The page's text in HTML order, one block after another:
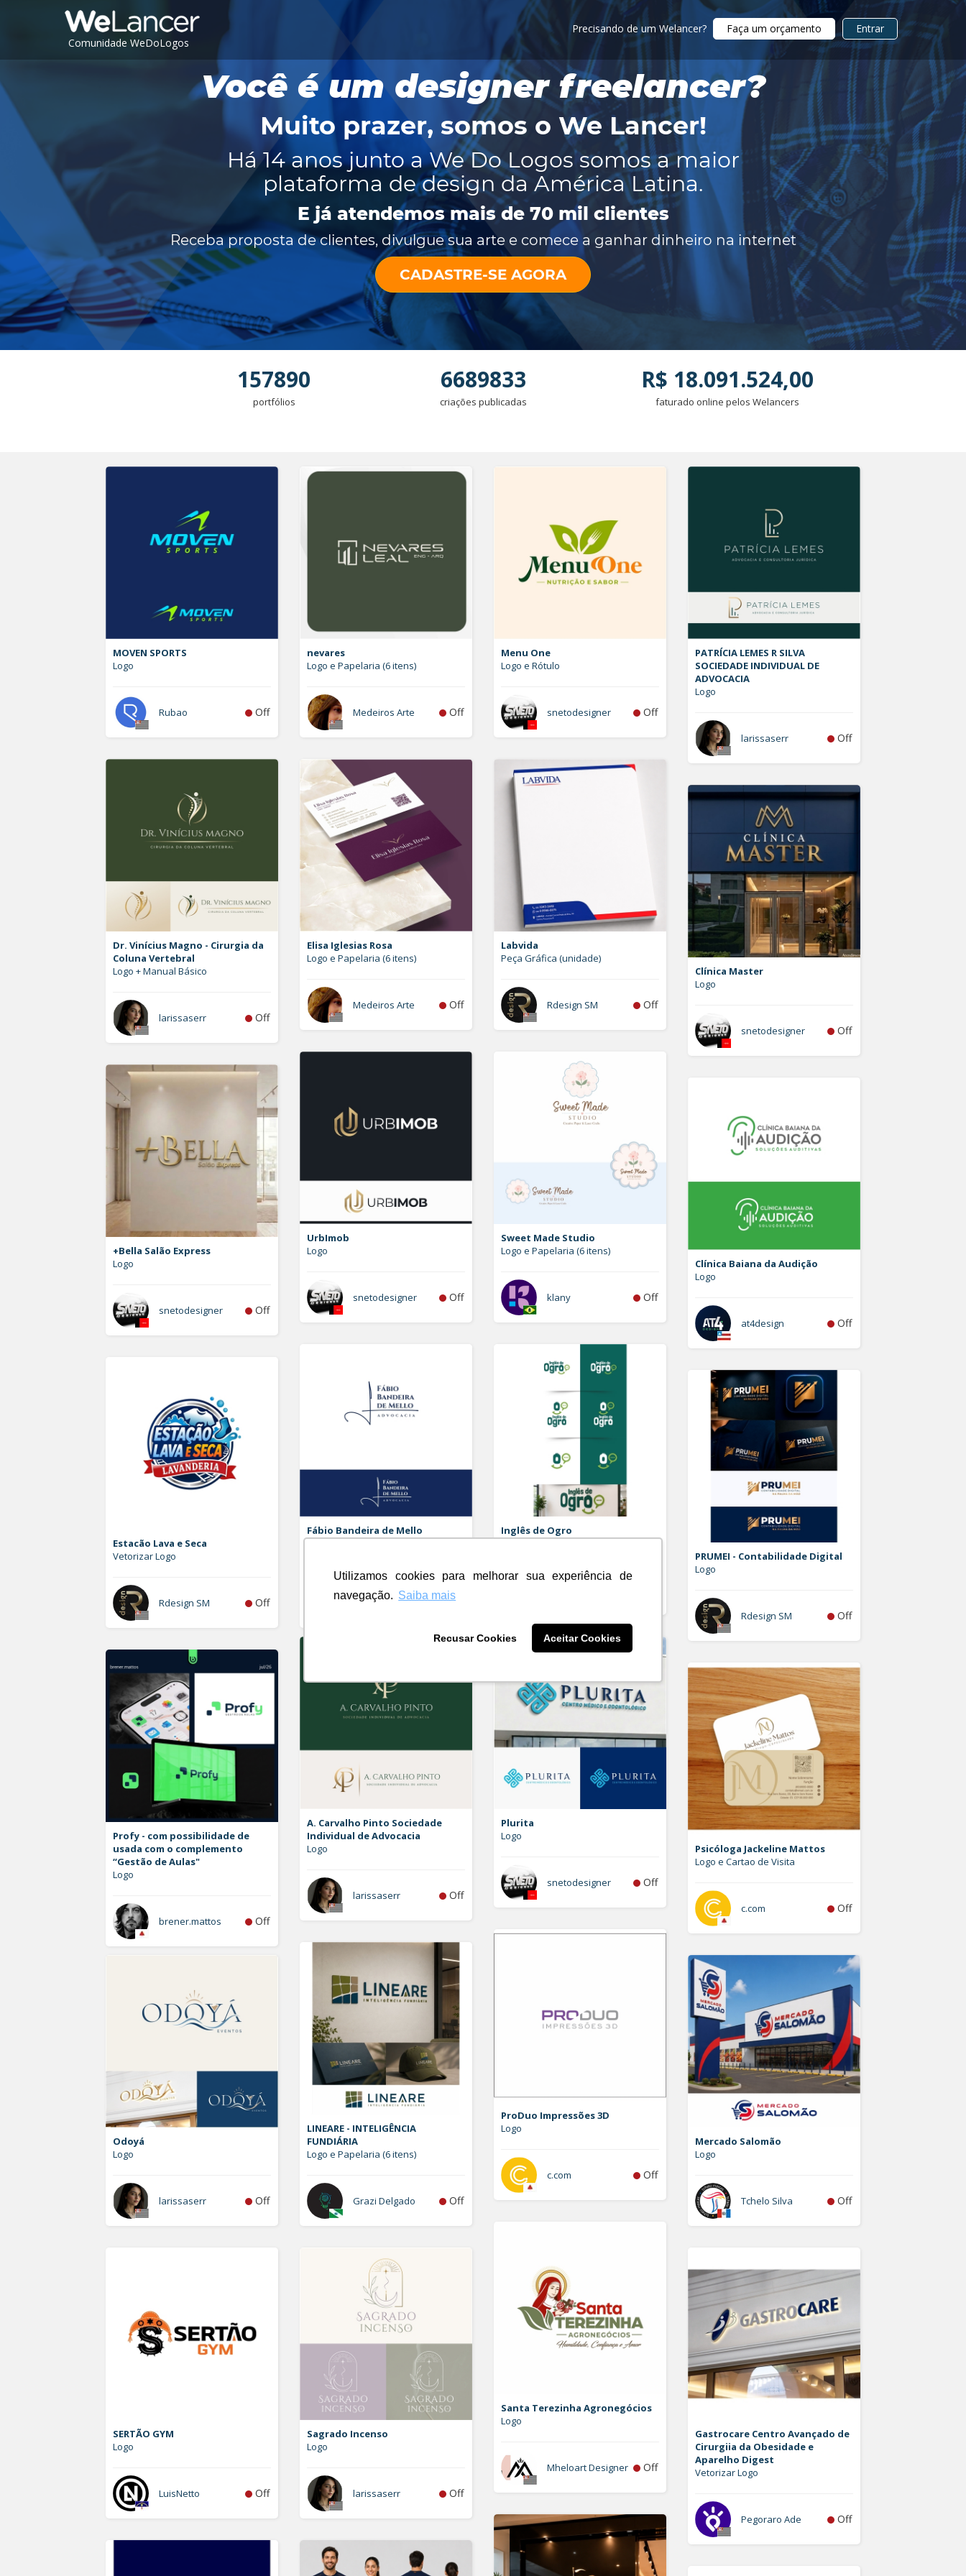
Utilizamos cookies para melhorar sua experiência de
navegação. Saiba mais
Recusar Cookies Aceitar Cookies
Comunidade WeDoLogos
Precisando de um Welancer? Faça um orçamento Entrar
Você é um designer freelancer?
Muito prazer, somos o We Lancer!
Há 14 anos junto a We Do Logos somos a maior
plataforma de design da América Latina.
E já atendemos mais de 70 mil clientes
Receba proposta de clientes, divulgue sua arte e comece a ganhar dinheiro na internet
CADASTRE-SE AGORA
157890
portfólios
6689833
criações publicadas
R$ 18.091.524,00
faturado online pelos Welancers
MOVEN SPORTS
Logo
Rubao Off
nevares
Logo e Papelaria (6 itens)
Medeiros Arte Off
Menu One
Logo e Rótulo
snetodesigner Off
PATRÍCIA LEMES R SILVA
SOCIEDADE INDIVIDUAL DE
ADVOCACIA
Logo
larissaserr Off
Dr. Vinícius Magno - Cirurgia da
Coluna Vertebral
Logo + Manual Básico
larissaserr Off
Elisa Iglesias Rosa
Logo e Papelaria (6 itens)
Medeiros Arte Off
Labvida
Peça Gráfica (unidade)
Rdesign SM Off
Clínica Master
Logo
snetodesigner Off
UrbImob
Logo
snetodesigner Off
Sweet Made Studio
Logo e Papelaria (6 itens)
klany Off
+Bella Salão Express
Logo
snetodesigner Off
Clínica Baiana da Audição
Logo
at4design Off
Fábio Bandeira de Mello
Advocacia
Rubao Off
Inglês de Ogro
Logo
Estacão Lava e Seca
Vetorizar Logo
Rdesign SM Off
PRUMEI - Contabilidade Digital
Logo
Rdesign SM Off
A. Carvalho Pinto Sociedade
Individual de Advocacia
Logo
larissaserr Off
Plurita
Logo
snetodesigner Off
Profy - com possibilidade de
usada com o complemento
“Gestão de Aulas"
Logo
brener.mattos Off
Psicóloga Jackeline Mattos
Logo e Cartao de Visita
c.com Off
ProDuo Impressões 3D
Logo
c.com Off
LINEARE - INTELIGÊNCIA
FUNDIÁRIA
Logo e Papelaria (6 itens)
Grazi Delgado Off
Odoyá
Logo
larissaserr Off
Mercado Salomão
Logo
Tchelo Silva Off
Santa Terezinha Agronegócios
Logo
Mheloart Designer Off
SERTÃO GYM
Logo
LuisNetto Off
Sagrado Incenso
Logo
larissaserr Off
Gastrocare Centro Avançado de
Cirurgiia da Obesidade e
Aparelho Digest
Vetorizar Logo
Pegoraro Ade Off